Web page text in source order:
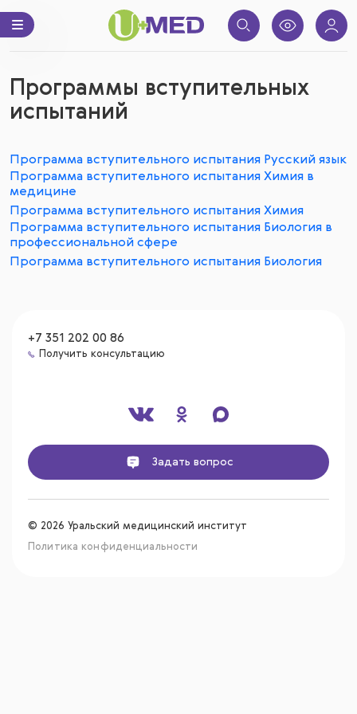
Программы вступительных
испытаний
Программа вступительного испытания Русский язык
Программа вступительного испытания Химия в
медицине
Программа вступительного испытания Химия
Программа вступительного испытания Биология в
профессиональной сфере
Программа вступительного испытания Биология
+7 351 202 00 86
Получить консультацию
Задать вопрос
© 2026 Уральский медицинский институт
Политика конфиденциальности